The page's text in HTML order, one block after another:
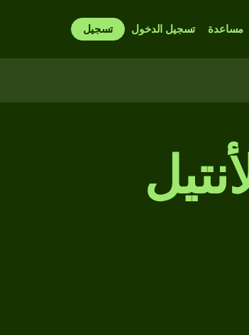
مساعدة تسجيل الدخول تسجيل